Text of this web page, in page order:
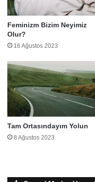
Feminizm Bizim Neyimiz
Olur?
16 Ağustos 2023
Tam Ortasındayım Yolun
8 Ağustos 2023